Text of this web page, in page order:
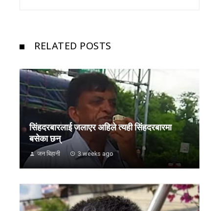
RELATED POSTS
सिंहदरबारलाई जलाएर अहिले त्यही सिंहदरबारमा
बसेका छन्
जन बिहानी 3 weeks ago